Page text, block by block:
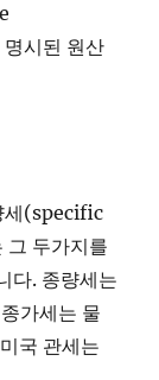
시된 원산
세(specific
두가지를
다. 종량세는
가세는 물
국 관세는